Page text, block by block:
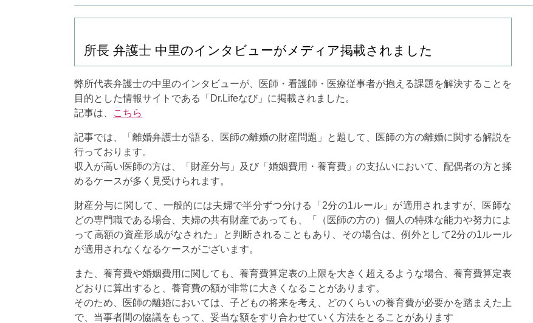
所長 弁護士 中里のインタビューがメディア掲載されました
弊所代表弁護士の中里のインタビューが、医師・看護師・医療従事者が抱える課題を解決することを
目的とした情報サイトである「Dr.Lifeなび」に掲載されました。
記事は、
こちら
記事では、「離婚弁護士が語る、医師の離婚の財産問題」と題して、医師の方の離婚に関する解説を
行っております。
収入が高い医師の方は、「財産分与」及び「婚姻費用・養育費」の支払いにおいて、配偶者の方と揉
めるケースが多く見受けられます。
財産分与に関して、一般的には夫婦で半分ずつ分ける「2分の1ルール」が適用されますが、医師な
どの専門職である場合、夫婦の共有財産であっても、「（医師の方の）個人の特殊な能力や努力によ
って高額の資産形成がなされた」と判断されることもあり、その場合は、例外として2分の1ルール
が適用されなくなるケースがございます。
また、養育費や婚姻費用に関しても、養育費算定表の上限を大きく超えるような場合、養育費算定表
どおりに算出すると、養育費の額が非常に大きくなることがあります。
そのため、医師の離婚においては、子どもの将来を考え、どのくらいの養育費が必要かを踏まえた上
で、当事者間の協議をもって、妥当な額をすり合わせていく方法をとることがあります